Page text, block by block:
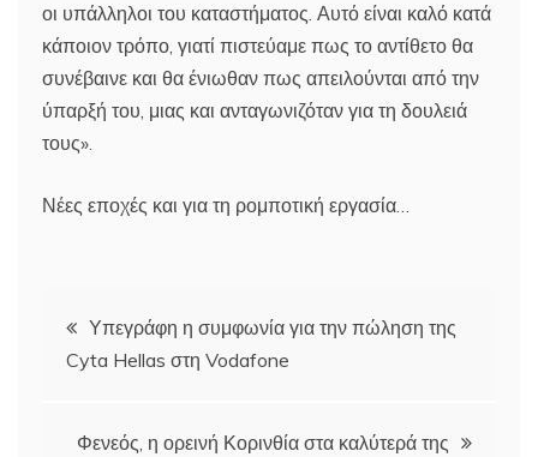
οι υπάλληλοι του καταστήματος. Αυτό είναι καλό κατά
κάποιον τρόπο, γιατί πιστεύαμε πως το αντίθετο θα
συνέβαινε και θα ένιωθαν πως απειλούνται από την
ύπαρξή του, μιας και ανταγωνιζόταν για τη δουλειά
τους».
Νέες εποχές και για τη ρομποτική εργασία…
Πλοήγηση
άρθρων
Υπεγράφη η συμφωνία για την πώληση της
Cyta Hellas στη Vodafone
Φενεός, η ορεινή Κορινθία στα καλύτερά της